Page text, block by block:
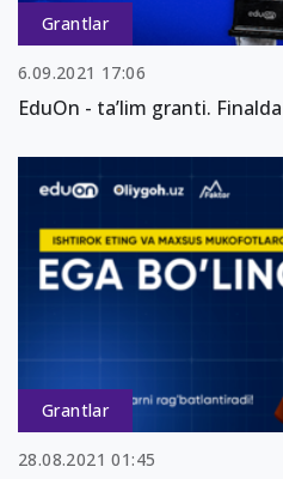
Grantlar
6.09.2021 17:06
EduOn - ta’lim granti.
Grantlar
28.08.2021 01:45